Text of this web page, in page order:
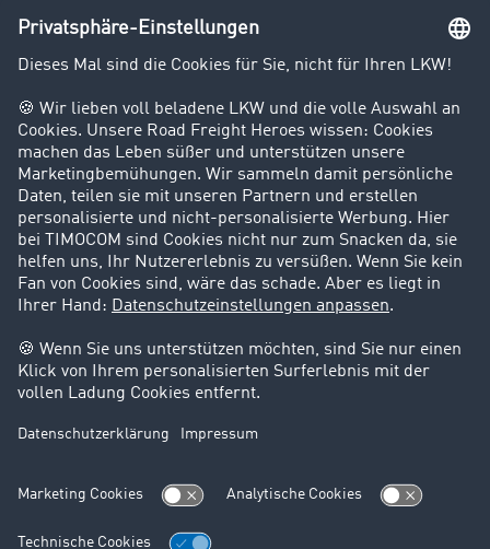
Unternehmen
Kunden werben Kunden
Success Stories
Karriere
Support
Kontakt
Rechtliches
Impressum
AGB